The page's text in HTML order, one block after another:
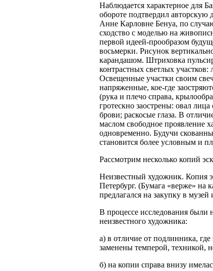
Наблюдается характерное для
обороте подтвердил авторскую
Анне Карловне Бенуа, по
сходство с моделью на
первой идеей-прообразом
восьмерки. Рисунок
карандашом. Штриховка
контрастных светлых
Освещенные участки своим
напряженные, кое-где
(рука и плечо справа,
гротескно заострены: овал
брови; раскосые глаза. В
маслом свободное проявление
одновременно. Будучи
становится более условным и
Рассмотрим несколько копий
Неизвестный художник. Копия
Петербург. (Бумага «верже» на
предлагался на закупку в
В процессе исследования были
неизвестного художника:
а) в отличие от подлинника,
заменены темперой, техникой,
б) на копии справа внизу